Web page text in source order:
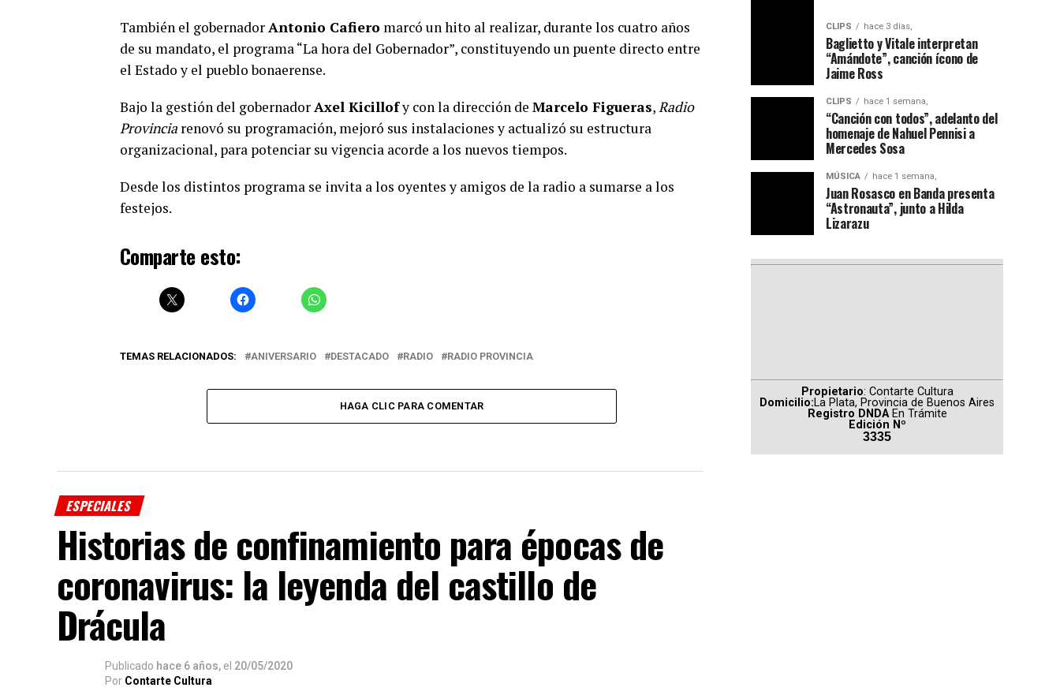
También el gobernadorAntonio Cafiero marcó un hito al realizar, durante los cuatro años
de su mandato, el programa “La hora del Gobernador”, constituyendo un puente directo entre
el Estado y el pueblo bonaerense.
Bajo la gestión del gobernadorAxel Kicillofy con la dirección de Marcelo Figueras,Radio
Provincia renovó su programación, mejoró sus instalaciones y actualizó su estructura
organizacional, para potenciar su vigencia acorde a los nuevos tiempos.
Desde los distintos programa se invita a los oyentes y amigos de la radio a sumarse a los
festejos.
Comparte esto:
TEMAS RELACIONADOS: ANIVERSARIO DESTACADO RADIO RADIO PROVINCIA
HAGA CLIC PARA COMENTAR
ESPECIALES
Historias de confinamiento para épocas de
coronavirus: la leyenda del castillo de
Drácula
Publicado hace 6 años, el 20/05/2020
Por Contarte Cultura
CLIPS hace 3 días,
Baglietto y Vitale interpretan
“Amándote”, canción ícono de
Jaime Ross
CLIPS hace 1 semana,
“Canción con todos”, adelanto del
homenaje de Nahuel Pennisi a
Mercedes Sosa
MÚSICA hace 1 semana,
Juan Rosasco en Banda presenta
“Astronauta”, junto a Hilda
Lizarazu
Propietario: Contarte Cultura
Domicilio:La Plata, Provincia de Buenos Aires
Registro DNDA En Trámite
Edición Nº
3335